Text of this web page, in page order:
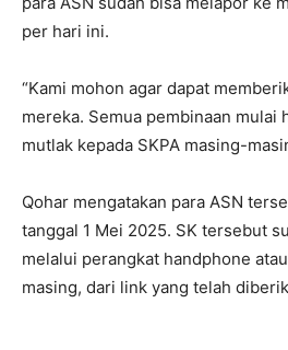
per hari ini.
“Kami mohon agar dapat
mereka. Semua pembinaan mulai
mutlak kepada SKPA masing-
Qohar mengatakan para ASN
tanggal 1 Mei 2025. SK tersebut
melalui perangkat handphone
masing, dari link yang telah